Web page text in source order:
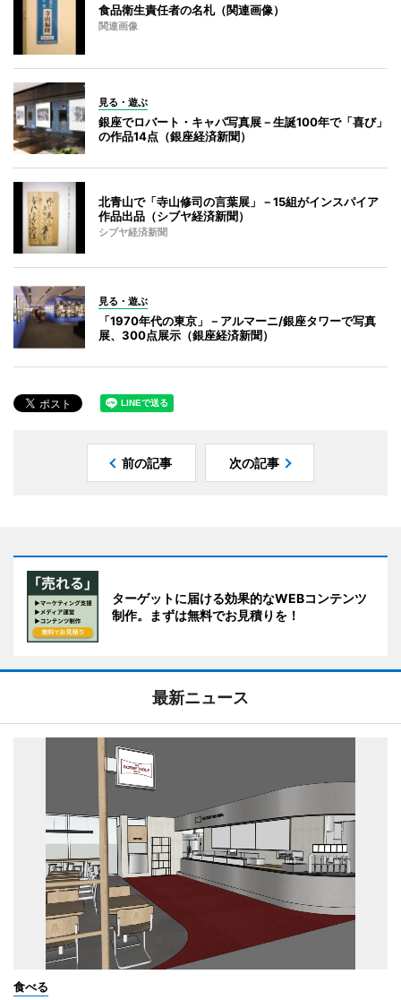
食品衛生責任者の名札（関連画像）
関連画像
見る・遊ぶ
銀座でロバート・キャパ写真展－生誕100年で「喜び」
の作品14点（銀座経済新聞）
北青山で「寺山修司の言葉展」－15組がインスパイア
作品出品（シブヤ経済新聞）
シブヤ経済新聞
見る・遊ぶ
「1970年代の東京」－アルマーニ/銀座タワーで写真
展、300点展示（銀座経済新聞）
前の記事 次の記事
ターゲットに届ける効果的なWEBコンテンツ
制作。まずは無料でお見積りを！
最新ニュース
食べる